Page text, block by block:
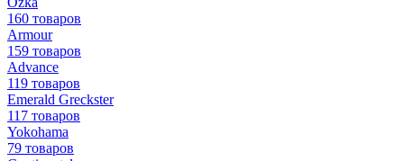
160 товаров
Armour
159 товаров
Advance
119 товаров
Emerald Greckster
117 товаров
Yokohama
79 товаров